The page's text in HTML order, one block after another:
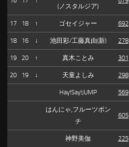
(ノスタルジア)
17 18 ↑ ゴセイジャー 692
18 16 ↓ 池田彩/工藤真由(新) 278
19 20 ↑ 真木ことみ 301
20 19 ↓ 天童よしみ 298
Hay!Say!JUMP 569
はんにゃ,フルーツポン
チ
605
神野美伽 225